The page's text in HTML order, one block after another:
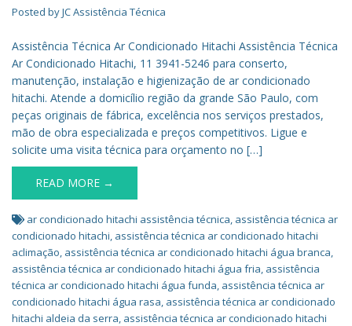
Posted byJC Assistência Técnica
Assistência Técnica Ar Condicionado Hitachi Assistência Técnica
Ar Condicionado Hitachi, 11 3941-5246 para conserto,
manutenção, instalação e higienização de ar condicionado
hitachi. Atende a domicílio região da grande São Paulo, com
peças originais de fábrica, excelência nos serviços prestados,
mão de obra especializada e preços competitivos. Ligue e
solicite uma visita técnica para orçamento no […]
READ MORE →
ar condicionado hitachi assistência técnica, assistência técnica ar
condicionado hitachi, assistência técnica ar condicionado hitachi
aclimação, assistência técnica ar condicionado hitachi água branca,
assistência técnica ar condicionado hitachi água fria, assistência
técnica ar condicionado hitachi água funda, assistência técnica ar
condicionado hitachi água rasa, assistência técnica ar condicionado
hitachi aldeia da serra, assistência técnica ar condicionado hitachi